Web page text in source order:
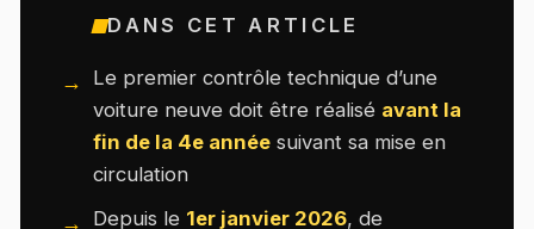
DANS CET ARTICLE
Le premier contrôle technique d’une
voiture neuve doit être réalisé avant la
fin de la 4e année suivant sa mise en
circulation
Depuis le 1er janvier 2026, de